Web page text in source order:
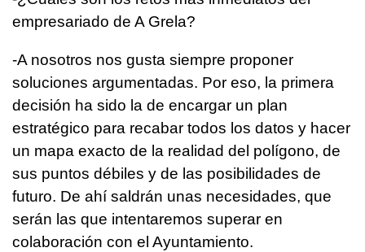
empresariado de A Grela?
-A nosotros nos gusta siempre proponer
soluciones argumentadas. Por eso, la primera
decisión ha sido la de encargar un plan
estratégico para recabar todos los datos y hacer
un mapa exacto de la realidad del polígono, de
sus puntos débiles y de las posibilidades de
futuro. De ahí saldrán unas necesidades, que
serán las que intentaremos superar en
colaboración con el Ayuntamiento.